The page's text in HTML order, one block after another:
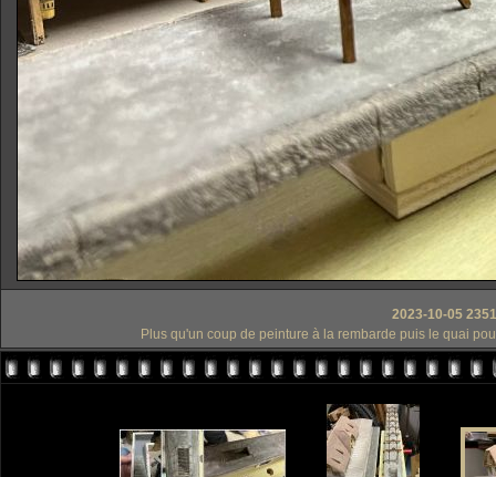
2023-10-05
Plus qu'un coup de peinture à la rembarde puis le quai